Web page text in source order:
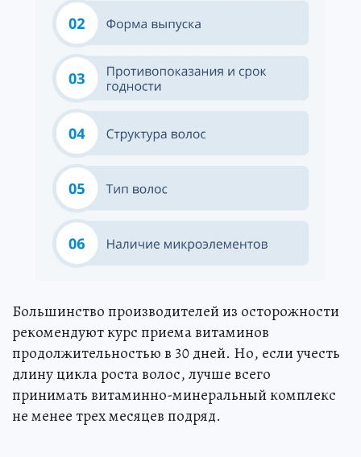
Большинство производителей из осторожности
рекомендуют курс приема витаминов
продолжительностью в 30 дней. Но, если учесть
длину цикла роста волос, лучше всего
принимать витаминно-минеральный комплекс
не менее трех месяцев подряд.